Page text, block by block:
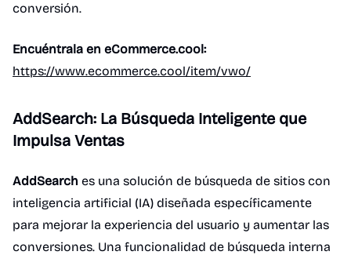
conversión.
Encuéntrala en eCommerce.cool:
https://www.ecommerce.cool/item/vwo/
AddSearch: La Búsqueda Inteligente que
Impulsa Ventas
AddSearch es una solución de búsqueda de sitios con
inteligencia artificial (IA) diseñada específicamente
para mejorar la experiencia del usuario y aumentar las
conversiones. Una funcionalidad de búsqueda interna